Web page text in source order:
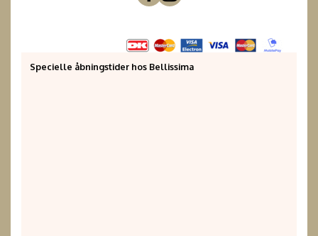
Specielle åbningstider hos Bellissima